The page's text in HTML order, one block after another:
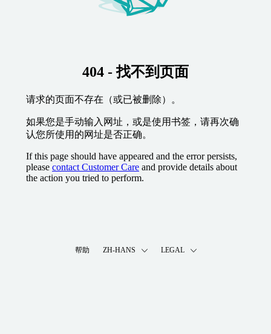
404 - 找不到页面
请求的页面不存在（或已被删除）。
如果您是手动输入网址，或是使用书签，请再次确
认您所使用的网址是否正确。
If this page should have appeared and the error persists,
please contact Customer Care and provide details about
the action you tried to perform.
帮助 ZH-HANS LEGAL